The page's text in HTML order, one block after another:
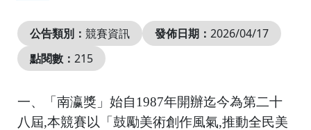
公告類別： 競賽資訊 發佈日期： 2026/04/17
點閱數： 215
一、「南瀛獎」始自1987年開辦迄今為第二十
八屆,本競賽以「鼓勵美術創作風氣,推動全民美